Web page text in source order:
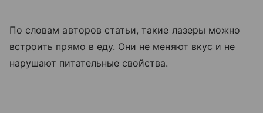
По словам авторов статьи, такие лазеры можно
встроить прямо в еду. Они не меняют вкус и не
нарушают питательные свойства.